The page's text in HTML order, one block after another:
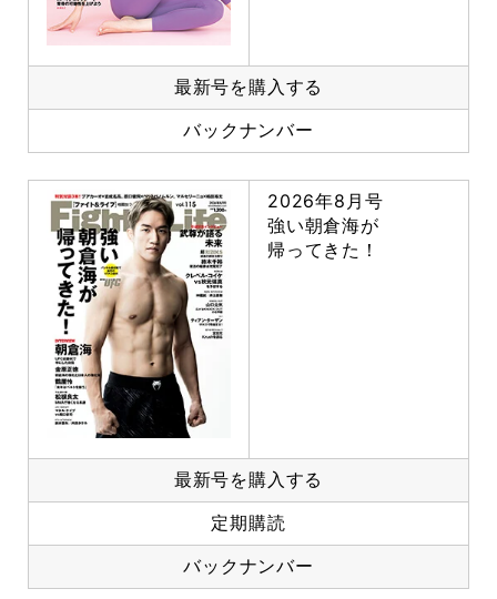
最新号を購入する
バックナンバー
2026年8月号
強い朝倉海が
帰ってきた！
最新号を購入する
定期購読
バックナンバー